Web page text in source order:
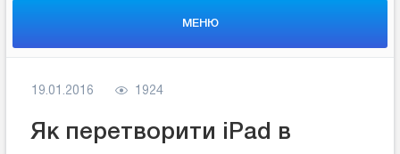
МЕНЮ
19.01.2016 1924
Як перетворити iPad в